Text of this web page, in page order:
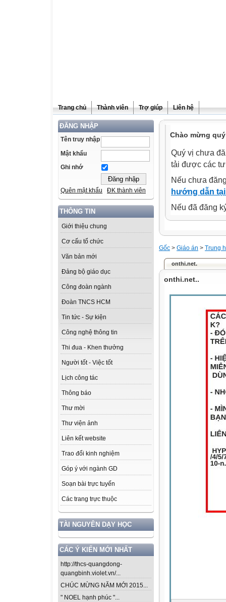
Trang chủ Thành viên Trợ giúp Liên hệ
ĐĂNG NHẬP
Tên truy nhập
Mật khẩu
Ghi nhớ
Quên mật khẩu ĐK thành viên
THÔNG TIN
Giới thiệu chung
Cơ cấu tổ chức
Văn bản mới
Đảng bộ giáo dục
Công đoàn ngành
Đoàn TNCS HCM
Tin tức - Sự kiện
Công nghệ thông tin
Thi đua - Khen thưởng
Người tốt - Việc tốt
Lịch công tác
Thông báo
Thư mời
Thư viện ảnh
Liên kết website
Trao đổi kinh nghiệm
Góp ý với ngành GD
Soạn bài trực tuyến
Các trang trực thuộc
TÀI NGUYÊN DẠY HỌC
CÁC Ý KIẾN MỚI NHẤT
http://thcs-quangdong-
quangbinh.violet.vn/...
CHÚC MỪNG NĂM MỚI 2015...
" NOEL hạnh phúc "...
Chào mừng
Quý vị chưa
tải được các
Nếu chưa
hướng dẫn
Nếu đã đăng
Gốc > Giáo án > Trung
onthi.net.
onthi.net..